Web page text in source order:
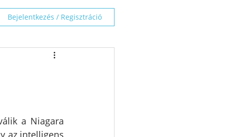
Bejelentkezés / Regisztráció
a Niagara
az intelligens